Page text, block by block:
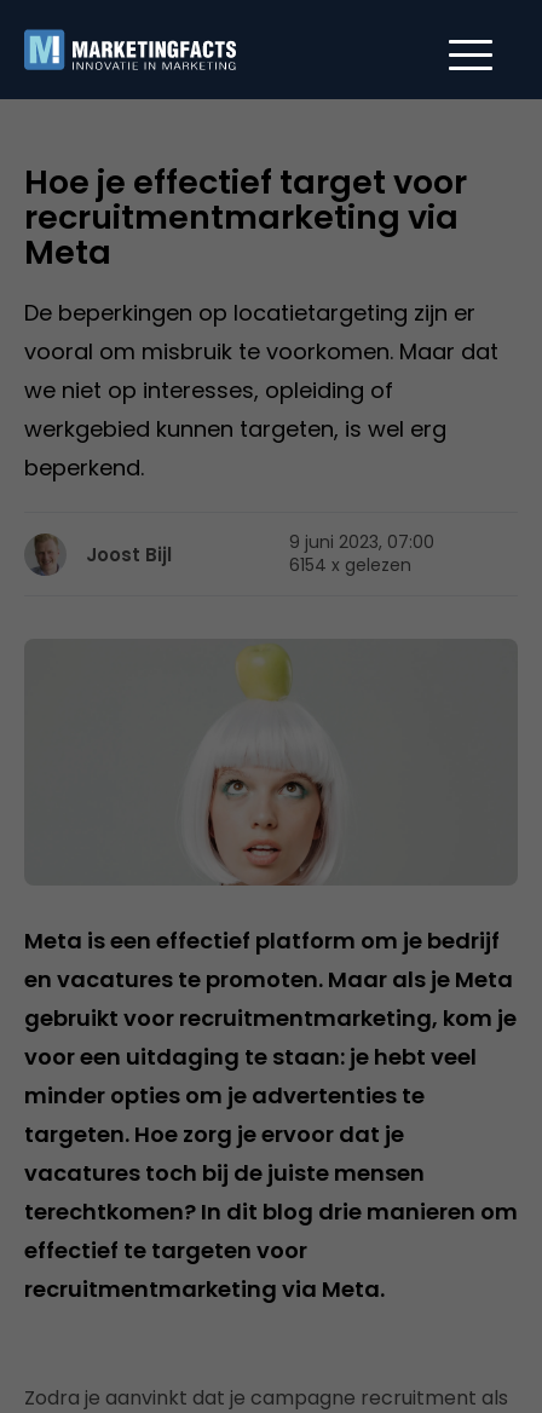
Hoe je effectief target voor
recruitmentmarketing via
Meta
De beperkingen op locatietargeting zijn er
vooral om misbruik te voorkomen. Maar dat
we niet op interesses, opleiding of
werkgebied kunnen targeten, is wel erg
beperkend.
Joost Bijl
9 juni 2023, 07:00
6154 x gelezen
Meta is een effectief platform om je bedrijf
en vacatures te promoten. Maar als je Meta
gebruikt voor recruitmentmarketing, kom je
voor een uitdaging te staan: je hebt veel
minder opties om je advertenties te
targeten. Hoe zorg je ervoor dat je
vacatures toch bij de juiste mensen
terechtkomen? In dit blog drie manieren om
effectief te targeten voor
recruitmentmarketing via Meta.
Zodra je aanvinkt dat je campagne recruitment als